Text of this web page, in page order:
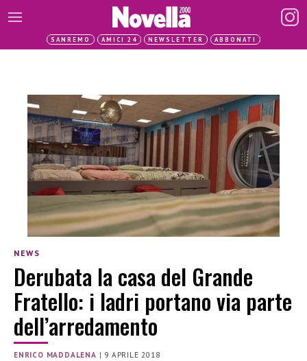
SANREMO AMICI 24 NEWSLETTER ABBONATI
NEWS
Derubata la casa del Grande
Fratello: i ladri portano via parte
dell’arredamento
ENRICO MADDALENA | 9 APRILE 2018